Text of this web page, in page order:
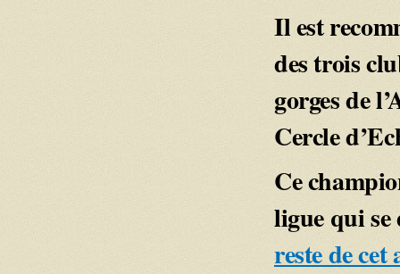
Il est
des trois
gorges de
Cercle
Ce
ligue qui
reste de cet